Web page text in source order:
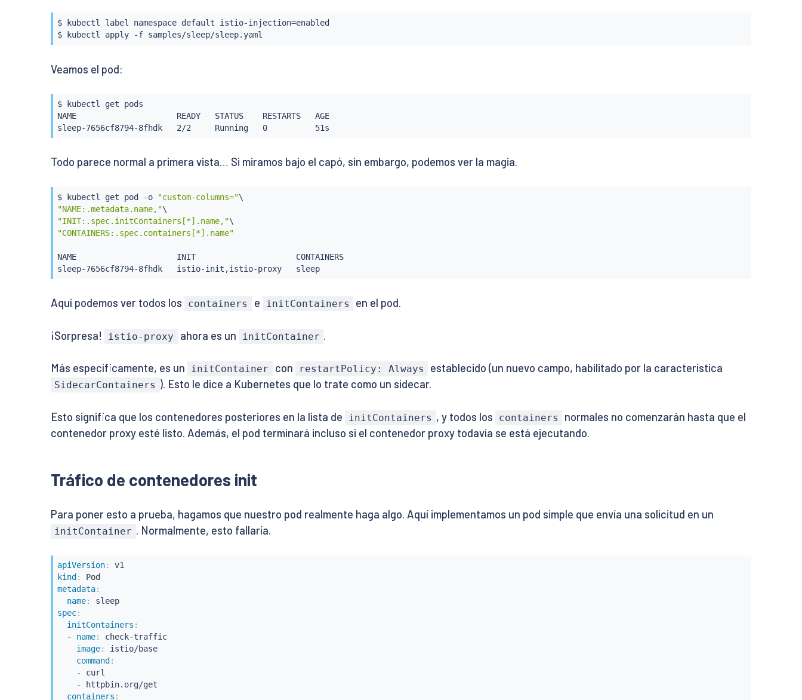
$ kubectl label namespace default istio-injection=enabled
$
kubectl apply -f samples/sleep/sleep.yaml
Veamos el pod:
$ kubectl
get pods
NAME                     READY   STATUS    RESTARTS   AGE
sleep-7656cf8794-8fhdk   2/2     Running   0          51s
Todo parece normal a primera vista… Si miramos bajo el capó, sin embargo, podemos ver la magia.
$ kubectl get pod -o "custom-columns="
"NAME:.metadata.name,"
"INIT:.spec.initContainers[*].name,"
"CONTAINERS:.spec.containers[*].name"
NAME                     INIT                     CONTAINERS
sleep-7656cf8794-8fhdk   istio-init,istio-proxy sleep
Aquí podemos ver todos los containers e initContainers en el pod.
¡Sorpresa! istio-proxy ahora es un initContainer .
Más específicamente, es un initContainer con restartPolicy: Always establecido (un nuevo campo, habilitado por la característica
SidecarContainers ). Esto le dice a Kubernetes que lo trate como un sidecar.
Esto significa que los contenedores posteriores en la lista de initContainers , y todos los containers
normales no comenzarán hasta que el
contenedor proxy esté listo. Además, el pod terminará incluso si el contenedor proxy todavía se está ejecutando.
Tráfico de contenedores init
Para poner esto a prueba, hagamos que nuestro pod realmente haga algo. Aquí implementamos un pod simple que envía una solicitud en un
initContainer . Normalmente, esto fallaría.
apiVersion:
v1
kind :
metadata:
name:
sleep
spec:
initContainers :
-
name: check-traffic
image:
istio/base
command :
-
curl
-
httpbin.org/get
containers :